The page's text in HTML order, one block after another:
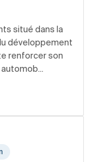
situé dans la
développement
renforcer son